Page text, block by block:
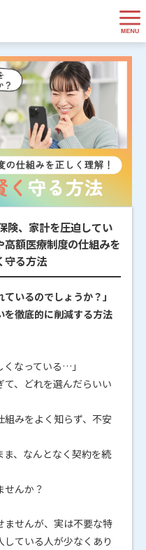
険、家計を圧迫してい
額医療制度の仕組みを
守る方法
いるのでしょうか？」
を徹底的に削減する方法
くなっている…」
て、どれを選んだらいい
組みをよく知らず、不安
ま、なんとなく契約を続
んか？
ませんが、実は不要な特
ている人が少なくあり